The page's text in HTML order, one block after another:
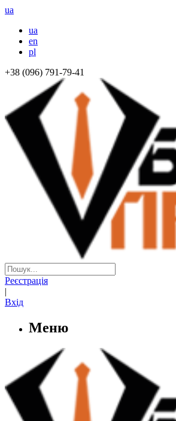
ua
ua
en
pl
+38 (096) 791-79-41
Реєстрація
|
Вхід
Меню